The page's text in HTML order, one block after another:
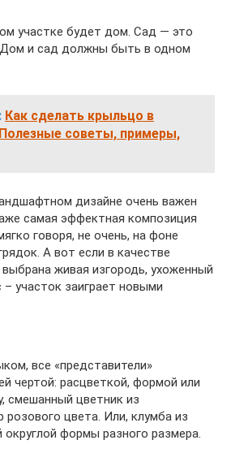
участке будет дом. Сад — это
и сад должны быть в одном
Как сделать крыльцо в
советы, примеры,
дизайне очень важен
самая эффектная композиция
говоря, не очень, на фоне
А вот если в качестве
живая изгородь, ухоженный
– участок заиграет новыми
все «представители»
чертой: расцветкой, формой или
смешанный цветник из
розового цвета. Или, клумба из
округлой формы разного размера.